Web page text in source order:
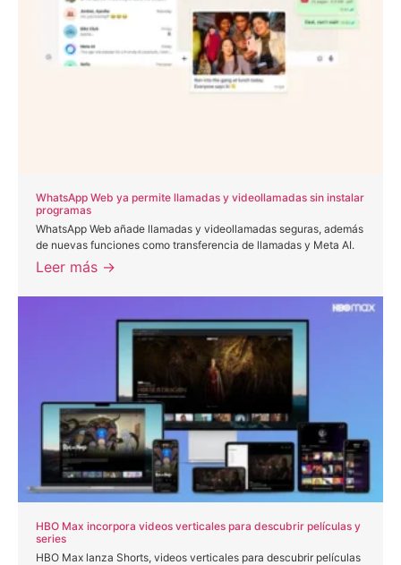
WhatsApp Web ya permite llamadas y videollamadas sin instalar
programas
WhatsApp Web añade llamadas y videollamadas seguras, además
de nuevas funciones como transferencia de llamadas y Meta AI.
Leer más →
HBO Max incorpora videos verticales para descubrir películas y
series
HBO Max lanza Shorts, videos verticales para descubrir películas